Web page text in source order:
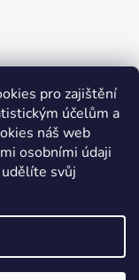
pro zajištění
účelům a
náš web
osobními údaji
svůj
Plzeň